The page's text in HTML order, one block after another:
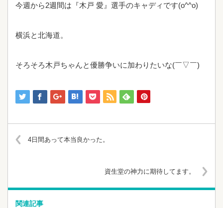
今週から2週間は『木戸 愛』選手のキャディです(o^^o)
横浜と北海道。
そろそろ木戸ちゃんと優勝争いに加わりたいな(￣▽￣)
4日間あって本当良かった。
資生堂の神力に期待してます。
関連記事